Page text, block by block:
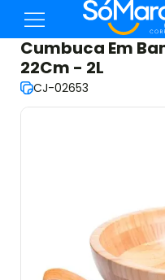
Cumbuca Em
22Cm - 2L
CJ-02653